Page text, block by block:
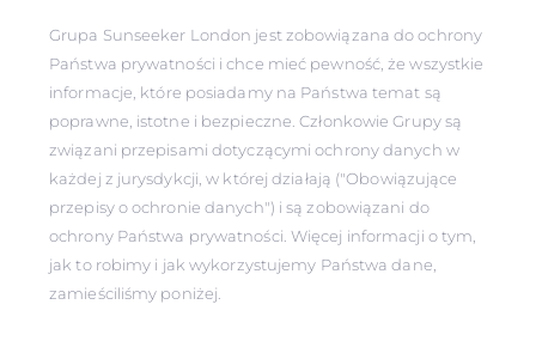
Grupa Sunseeker London jest zobowiązana do ochrony
Państwa prywatności i chce mieć pewność, że wszystkie
informacje, które posiadamy na Państwa temat są
poprawne, istotne i bezpieczne. Członkowie Grupy są
związani przepisami dotyczącymi ochrony danych w
każdej z jurysdykcji, w której działają ("Obowiązujące
przepisy o ochronie danych") i są zobowiązani do
ochrony Państwa prywatności. Więcej informacji o tym,
jak to robimy i jak wykorzystujemy Państwa dane,
zamieściliśmy poniżej.